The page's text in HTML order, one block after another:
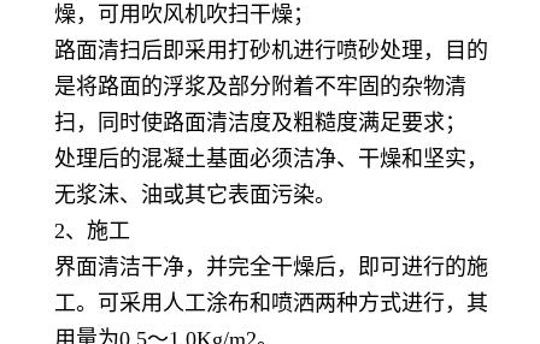
燥，可用吹风机吹扫干燥；
路面清扫后即采用打砂机进行喷砂处理，目的
是将路面的浮浆及部分附着不牢固的杂物清
扫，同时使路面清洁度及粗糙度满足要求；
处理后的混凝土基面必须洁净、干燥和坚实，
无浆沫、油或其它表面污染。
2、施工
界面清洁干净，并完全干燥后，即可进行的施
工。可采用人工涂布和喷洒两种方式进行，其
用量为0.5～1.0Kg/m2。